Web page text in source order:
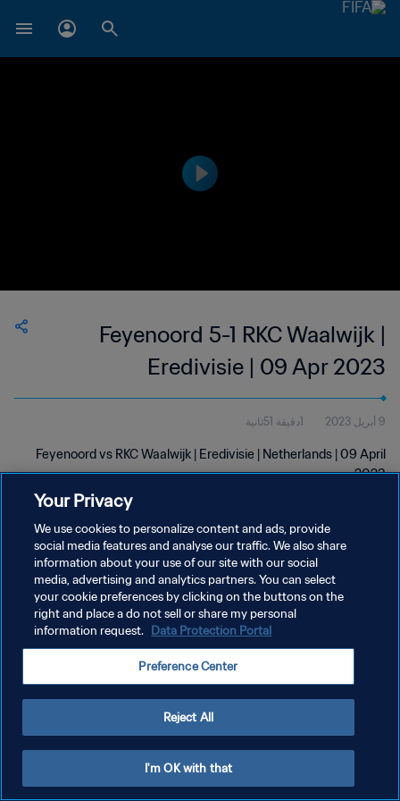
Feyenoord 5-1 RKC Waalwijk |
Eredivisie | 09 Apr 2023
9 أبريل 2023 1دقيقة 51ثانية
Feyenoord vs RKC Waalwijk | Eredivisie | Netherlands | 09 April
2023
سياسة الخصوصية
إدارة تفضيلات ملفات تعريف الارتباط
Your Privacy
We use cookies to personalize content and ads, provide
social media features and analyse our traffic. We also share
information about your use of our site with our social
media, advertising and analytics partners. You can select
your cookie preferences by clicking on the buttons on the
right and place a do not sell or share my personal
information request. Data Protection Portal
Preference Center
Reject All
I'm OK with that